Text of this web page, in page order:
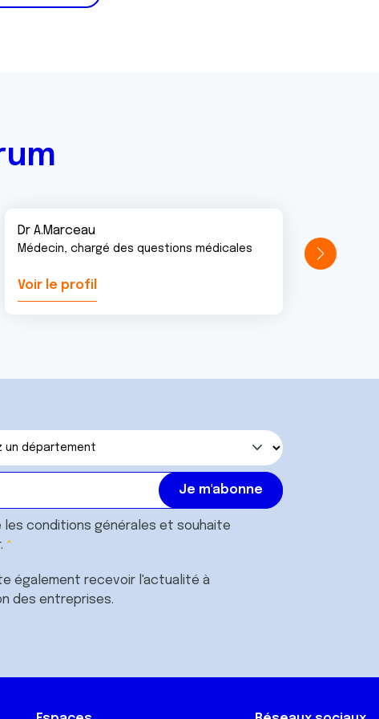
Dr A.Marceau
Médecin, chargé des questions médicales
Voir le profil
les conditions générales et souhaite
également recevoir l'actualité à
des entreprises.